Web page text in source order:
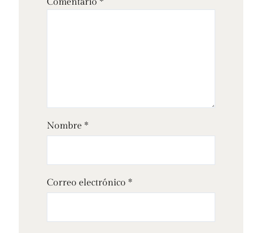
Nombre *
Correo electrónico *